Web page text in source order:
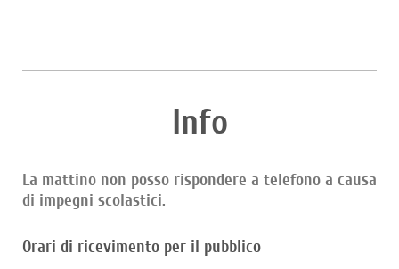
Info
La mattino non posso rispondere a telefono a causa
di impegni scolastici.
Orari di ricevimento per il pubblico